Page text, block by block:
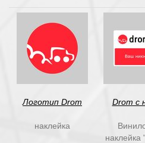
Логотип Drom
наклейка
Drom с
наклейка